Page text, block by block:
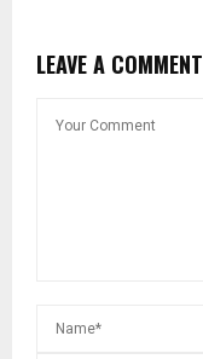
LEAVE A COMMENT